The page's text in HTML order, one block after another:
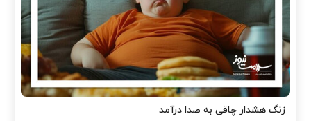
زنگ هشدار چاقی به صدا درآمد